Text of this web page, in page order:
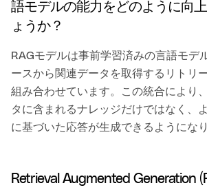
語モデルの能力をどのように向
ょうか？
RAGモデルは事前学習済みの言語モデ
ースから関連データを取得するリトリ
組み合わせています。この統合により
タに含まれるナレッジだけではなく、
に基づいた応答が生成できるようになり
Retrieval Augmented Generation